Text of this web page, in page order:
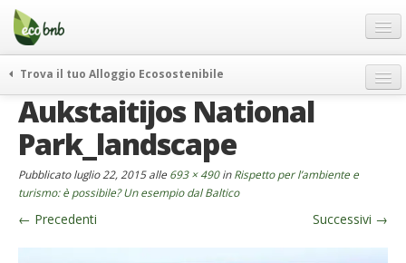
Menu
Salta
contenuto
Offerte Speciali
Regali
FAQ
Chi Siamo
Partner
Trova il tuo Alloggio Ecosostenibile
weekend green
itinerari
curiosità
vivere e viaggiare verde
news ed eventi
Aukstaitijos National
Park_landscape
Pubblicatoluglio 22, 2015alle 693 × 490inRispetto per l’ambiente e
turismo: è possibile? Un esempio dal Baltico
← Precedenti Successivi →